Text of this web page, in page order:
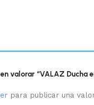
valorar “VALAZ
para publicar una